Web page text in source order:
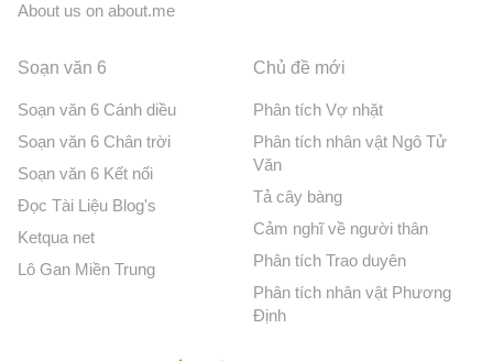
About us on about.me
Soạn văn 6
Soạn văn 6 Cánh diều
Soạn văn 6 Chân trời
Soạn văn 6 Kết nối
Đọc Tài Liệu Blog's
Ketqua net
Lô Gan Miền Trung
Chủ đề mới
Phân tích Vợ nhặt
Phân tích nhân vật Ngô Tử
Văn
Tả cây bàng
Cảm nghĩ về người thân
Phân tích Trao duyên
Phân tích nhân vật Phương
Định